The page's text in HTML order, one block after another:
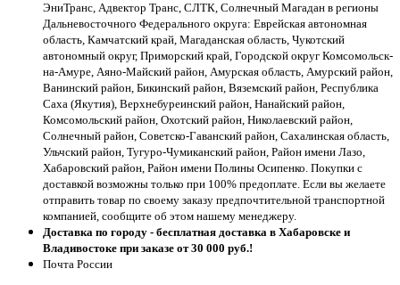
ЭниТранс, Адвектор Транс, СЛТК, Солнечный Магадан в регионы
Дальневосточного Федерального округа: Еврейская автономная
область, Камчатский край, Магаданская область, Чукотский
автономный округ, Приморский край, Городской округ Комсомольск-
на-Амуре, Аяно-Майский район, Амурская область, Амурский район,
Ванинский район, Бикинский район, Вяземский район, Республика
Саха (Якутия), Верхнебуреинский район, Нанайский район,
Комсомольский район, Охотский район, Николаевский район,
Солнечный район, Советско-Гаванский район, Сахалинская область,
Ульчский район, Тугуро-Чумиканский район, Район имени Лазо,
Хабаровский район, Район имени Полины Осипенко. Покупки с
доставкой возможны только при 100% предоплате. Если вы желаете
отправить товар по своему заказу предпочтительной транспортной
компанией, сообщите об этом нашему менеджеру.
Доставка по городу - бесплатная доставка в Хабаровске и
Владивостоке при заказе от 30 000 руб.!
Почта России